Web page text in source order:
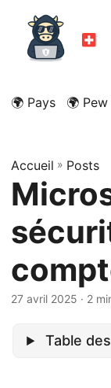
🌍 Pays 🌍
Accueil » Posts
27 avril 2025 · 2
Table